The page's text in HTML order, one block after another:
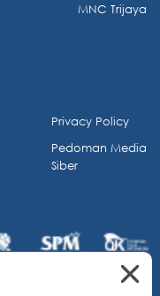
MNC Trijaya
Privacy Policy
Pedoman Media
Siber